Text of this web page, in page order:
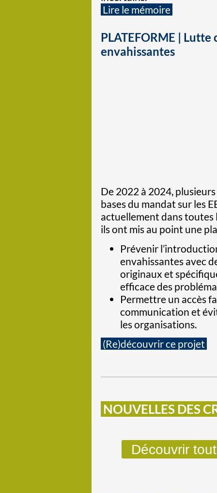
Lire le mémoire
PLATEFORME |
envahissantes
De 2022 à 2024,
bases du mandat sur les
actuellement dans toutes
ils ont mis au point une
Prévenir
envahissantes avec
originaux et
efficace des
Permettre un accès
communication et
les organisations.
(Re)découvrir ce projet
NOUVELLES DES
Découvrir